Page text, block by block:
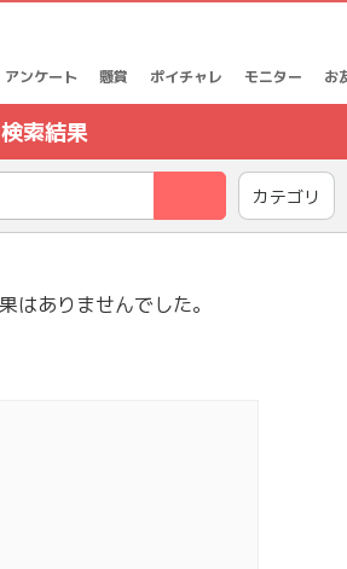
アンケート 懸賞 ポイチャレ モニター お
検索結果
検索カテゴリ
はありませんでした。